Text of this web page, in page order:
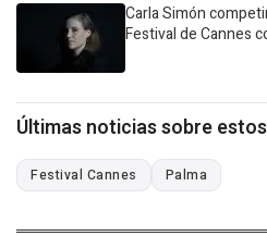
Carla Simón
Festival de Cannes
Últimas noticias sobre
Festival Cannes Palma